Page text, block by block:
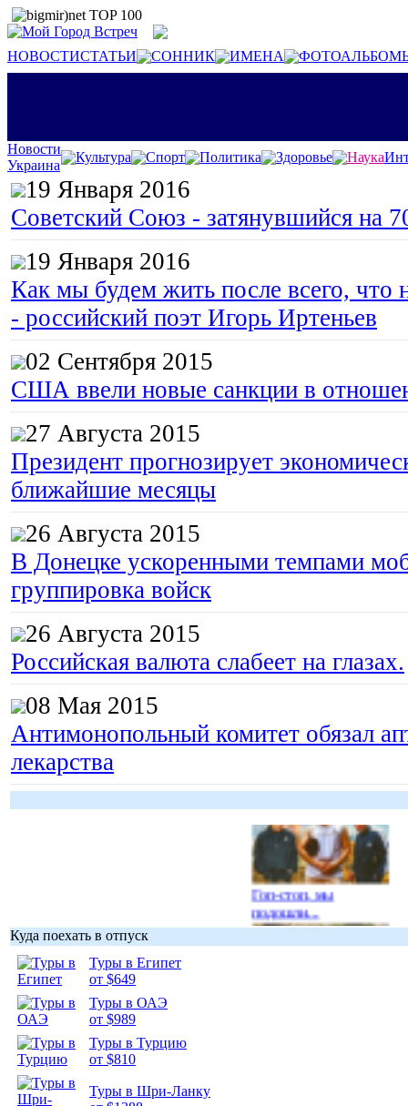
НОВОСТИСТАТЬИ СОННИК ИМЕНА
Новости
Украина
Культура Спорт Политика Здоровье Наука
19 Января 2016
Советский Союз - затянувшийся на
19 Января 2016
Как мы будем жить после всего, что
- российский поэт Игорь Иртеньев
02 Сентября 2015
США ввели новые санкции в
27 Августа 2015
Президент прогнозирует
ближайшие месяцы
26 Августа 2015
В Донецке ускоренными темпами
группировка войск
26 Августа 2015
Российская валюта слабеет на глазах.
08 Мая 2015
Антимонопольный комитет обязал
лекарства
Гоп-стоп, мы
подошли...
Куда поехать в отпуск
Туры в Египет
от $649
Туры в ОАЭ
от $989
Туры в Турцию
от $810
Туры в Шри-Ланку